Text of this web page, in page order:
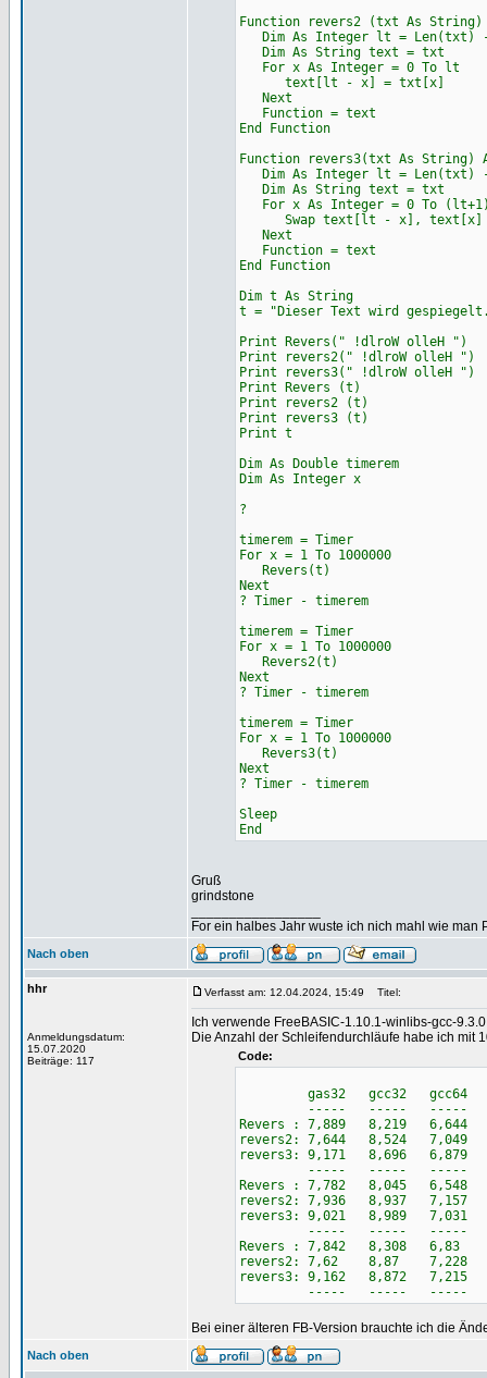
Function revers2 (txt As String)
Dim As Integer lt = Len(txt)
Dim As String text = txt
For x As Integer = 0 To lt
text[lt - x] = txt[x]
Next
Function = text
End Function
Function revers3(txt As String)
Dim As Integer lt = Len(txt)
Dim As String text = txt
For x As Integer = 0 To
Swap text[lt - x], text[x]
Next
Function = text
End Function
Dim t As String
t = "Dieser Text wird
Print Revers(" !dlroW olleH ")
Print revers2(" !dlroW olleH ")
Print revers3(" !dlroW olleH ")
Print Revers (t)
Print revers2 (t)
Print revers3 (t)
Print t
Dim As Double timerem
Dim As Integer x
?
timerem = Timer
For x = 1 To 1000000
Revers(t)
Next
? Timer - timerem
timerem = Timer
For x = 1 To 1000000
Revers2(t)
Next
? Timer - timerem
timerem = Timer
For x = 1 To 1000000
Revers3(t)
Next
? Timer - timerem
Sleep
End
Gruß
grindstone
For ein halbes Jahr wuste ich nich mahl wie man
Nach oben
hhr
Anmeldungsdatum:
15.07.2020
Beiträge: 117
Verfasst am: 12.04.2024, 15:49 Titel:
Ich verwende FreeBASIC-1.10.1-winlibs-gcc-
Die Anzahl der Schleifendurchläufe habe ich mit
Code:
gas32 gcc32 gcc64
----- ----- -----
Revers : 7,889 8,219 6,644
revers2: 7,644 8,524 7,049
revers3: 9,171 8,696 6,879
----- ----- -----
Revers : 7,782 8,045 6,548
revers2: 7,936 8,937 7,157
revers3: 9,021 8,989 7,031
----- ----- -----
Revers : 7,842 8,308 6,83
revers2: 7,62 8,87 7,228
revers3: 9,162 8,872 7,215
----- ----- -----
Bei einer älteren FB-Version brauchte ich die
Nach oben